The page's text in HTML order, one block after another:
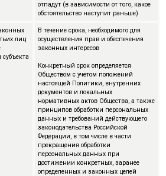
отпадут (в зависимости от того, какое
обстоятельство наступит раньше)
лиц
В течение срока, необходимого для
осуществления прав и обеспечения
законных интересов
Конкретный срок определяется
Обществом с учетом положений
настоящей Политики, внутренних
документов и локальных
нормативных актов Общества, а также
принципов обработки персональных
данных и требований действующего
законодательства Российской
Федерации, в том числе в части
прекращения обработки
персональных данных при
достижении конкретных, заранее
определенных и законных целей